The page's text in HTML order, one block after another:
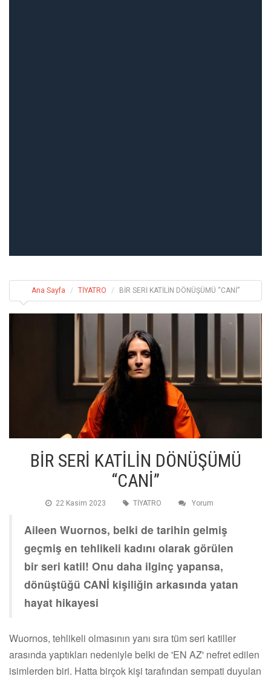
Ana Sayfa TİYATRO BİR SERİ KATİLİN DÖNÜŞÜMÜ “CANİ”
BİR SERİ KATİLİN DÖNÜŞÜMÜ
“CANİ”
22 Kasim 2023 TİYATRO Yorum
Aileen Wuornos, belki de tarihin gelmiş
geçmiş en tehlikeli kadını olarak görülen
bir seri katil! Onu daha ilginç yapansa,
dönüştüğü CANİ kişiliğin arkasında yatan
hayat hikayesi
Wuornos, tehlikeli olmasının yanı sıra tüm seri katiller
arasında yaptıkları nedeniyle belki de 'EN AZ' nefret edilen
isimlerden biri. Hatta birçok kişi tarafından sempati duyulan